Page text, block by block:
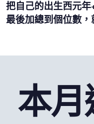
把自己的出生西元
最後加總到個位數
本月